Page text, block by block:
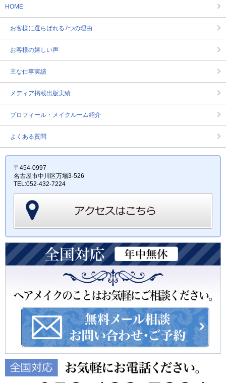
HOME
お客様に選らばれる7つの理由
お客様の嬉しい声
主な仕事実績
メディア掲載出版実績
プロフィール・メイクルーム紹介
よくある質問
〒454-0997
名古屋市中川区万場3-526
TEL:052-432-7224